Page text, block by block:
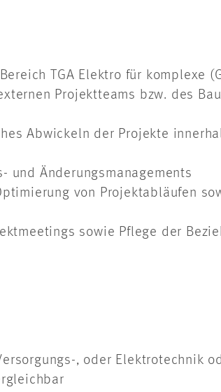
TGA Elektro für komplexe
Projektteams bzw. des
Abwickeln der Projekte
und Änderungsmanagements
von Projektabläufen
sowie Pflege der
, oder Elektrotechnik